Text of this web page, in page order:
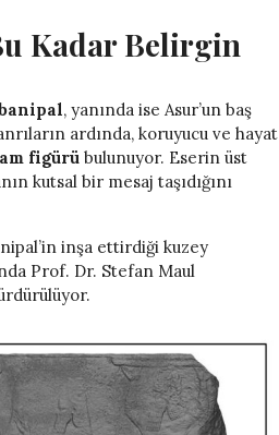
Kadar Belirgin
, yanında ise Asur’un baş
ardında, koruyucu ve hayat
figürü bulunuyor. Eserin üst
kutsal bir mesaj taşıdığını
inşa ettirdiği kuzey
Prof. Dr. Stefan Maul